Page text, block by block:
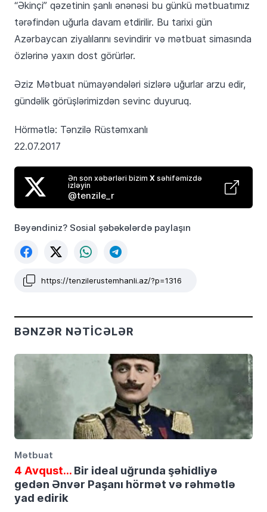
“Əkinçi” qəzetinin şanlı ənənəsi bu günkü mətbuatımız
tərəfindən uğurla davam etdirilir. Bu tarixi gün
Azərbaycan ziyalılarını sevindirir və mətbuat simasında
özlərinə yaxın dost görürlər.
Əziz Mətbuat nümayəndələri sizlərə uğurlar arzu edir,
gündəlik görüşlərimizdən sevinc duyuruq.
Hörmətlə: Tənzilə Rüstəmxanlı
22.07.2017
Ən son xəbərləri bizim Xsəhifəmizdə
izləyin
@tenzile_r
Bəyəndiniz? Sosial şəbəkələrdə paylaşın
https://tenzilerustemhanli.az/?p=1316
BƏNZƏR NƏTICƏLƏR
Mətbuat
4 Avqust…Bir ideal uğrunda şəhidliyə
gedən Ənvər Paşanı hörmət və rəhmətlə
yad edirik